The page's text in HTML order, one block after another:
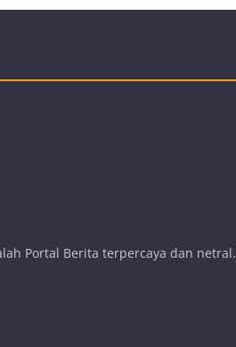
Portal Berita terpercaya dan netral.